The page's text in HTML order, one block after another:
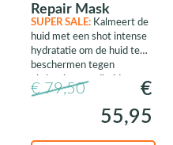
Repair Mask
SUPER SALE: Kalmeert de
huid met een shot intense
hydratatie om de huid te
beschermen tegen
uitdroging, roodheid en
ruwheid.
€ 79,50
€
55,95